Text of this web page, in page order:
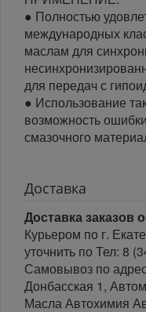
● Полностью
международных
маслам для
для передач с
● Использование
возможность
смазочного
Доставка
Доставка заказов
Курьером по г.
уточнить по Тел: 8
Самовывоз по
Донбасская 1,
Масла Автохимия